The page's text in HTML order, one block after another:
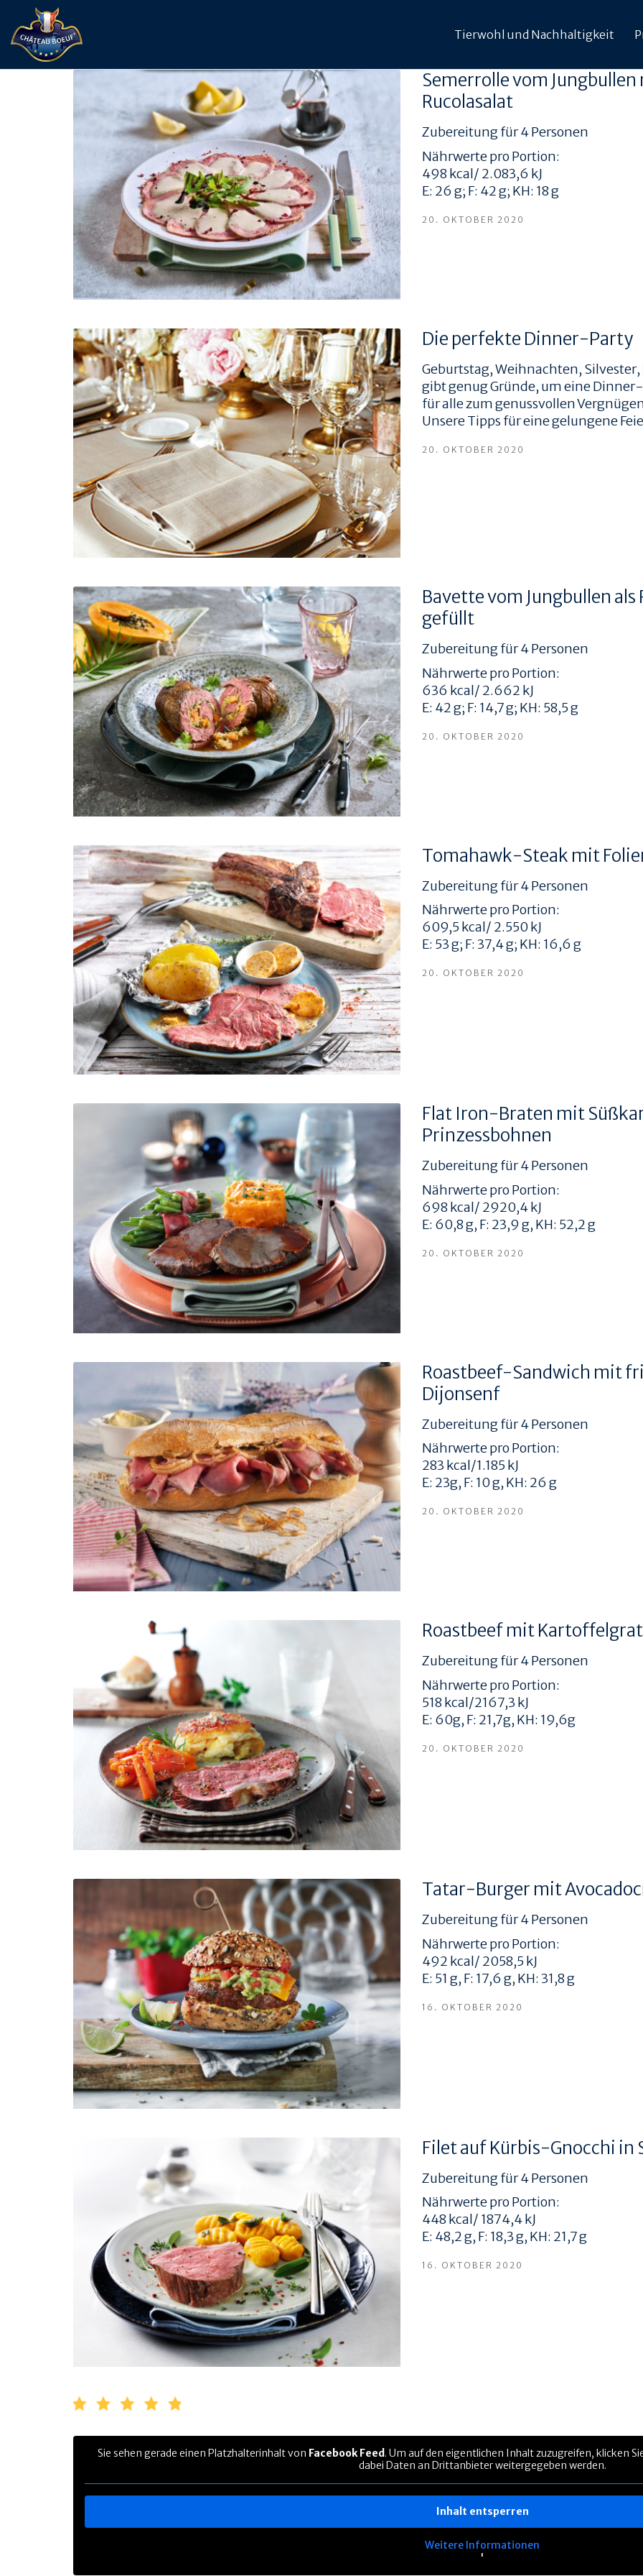
Tierwohl und Nachhaltigkeit
Semerrolle vom
Rucolasalat
Zubereitung für 4 Personen
Nährwerte pro Portion:
498 kcal/ 2.083,6 kJ
E: 26 g; F: 42 g; KH: 18 g
20. OKTOBER 2020
Die perfekte Dinner-Party
Geburtstag, Weihnachten,
gibt genug Gründe, um eine
für alle zum genussvollen
Unsere Tipps für eine gelungene
20. OKTOBER 2020
Bavette vom Jungbullen als
gefüllt
Zubereitung für 4 Personen
Nährwerte pro Portion:
636 kcal/ 2.662 kJ
E: 42 g; F: 14,7 g; KH: 58,5 g
20. OKTOBER 2020
Tomahawk-Steak mit
Zubereitung für 4 Personen
Nährwerte pro Portion:
609,5 kcal/ 2.550 kJ
E: 53 g; F: 37,4 g; KH: 16,6 g
20. OKTOBER 2020
Flat Iron-Braten mit
Prinzessbohnen
Zubereitung für 4 Personen
Nährwerte pro Portion:
698 kcal/ 2920,4 kJ
E: 60,8 g, F: 23,9 g, KH: 52,2 g
20. OKTOBER 2020
Roastbeef-Sandwich mit
Dijonsenf
Zubereitung für 4 Personen
Nährwerte pro Portion:
283 kcal/1.185 kJ
E: 23g, F: 10 g, KH: 26 g
20. OKTOBER 2020
Roastbeef mit
Zubereitung für 4 Personen
Nährwerte pro Portion:
518 kcal/2167,3 kJ
E: 60g, F: 21,7g, KH: 19,6g
20. OKTOBER 2020
Tatar-Burger mit
Zubereitung für 4 Personen
Nährwerte pro Portion:
492 kcal/ 2058,5 kJ
E: 51 g, F: 17,6 g, KH: 31,8 g
16. OKTOBER 2020
Filet auf Kürbis-Gnocchi in
Zubereitung für 4 Personen
Nährwerte pro Portion:
448 kcal/ 1874,4 kJ
E: 48,2 g, F: 18,3 g, KH: 21,7 g
16. OKTOBER 2020
Sie sehen gerade einen Platzhalterinhalt von Facebook Feed . Um auf den eigentlichen Inhalt zuzugreifen, klicken
dabei Daten an Drittanbieter weitergegeben werden.
Inhalt entsperren
Weitere Informationen
'
HERKUNFT & HALTUNG